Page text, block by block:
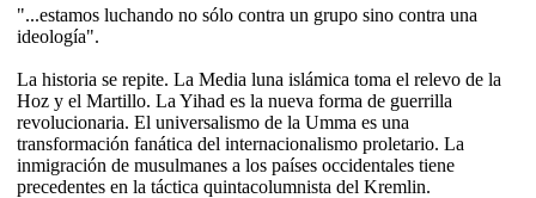
"...estamos luchando no sólo contra un grupo sino contra una
ideología".
La historia se repite. La Media luna islámica toma el relevo de la
Hoz y el Martillo. La Yihad es la nueva forma de guerrilla
revolucionaria. El universalismo de la Umma es una
transformación fanática del internacionalismo proletario. La
inmigración de musulmanes a los países occidentales tiene
precedentes en la táctica quintacolumnista del Kremlin.